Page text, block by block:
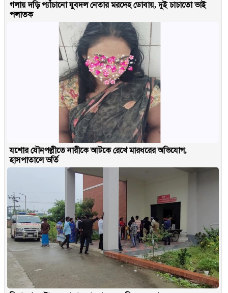
গলায় দড়ি প্যাঁচানো যুবদল নেতার মরদেহ ডোবায়, দুই চাচাতো ভাই
পলাতক
যশোর যৌনপল্লীতে নারীকে আটকে রেখে মারধরের অভিযোগ,
হাসপাতালে ভর্তি